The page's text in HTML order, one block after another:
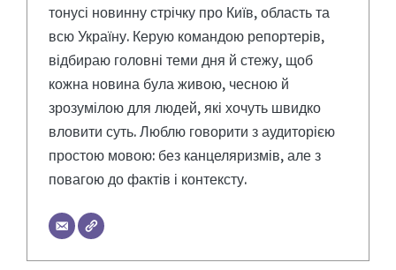
тонусі новинну стрічку про Київ, область та
всю Україну. Керую командою репортерів,
відбираю головні теми дня й стежу, щоб
кожна новина була живою, чесною й
зрозумілою для людей, які хочуть швидко
вловити суть. Люблю говорити з аудиторією
простою мовою: без канцеляризмів, але з
повагою до фактів і контексту.